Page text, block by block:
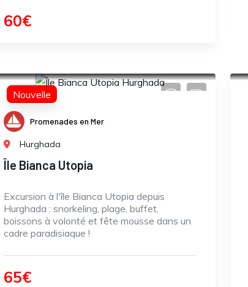
60€
Nouvelle
Promenades en Mer
Hurghada
Île Bianca Utopia
Excursion à l'île Bianca Utopia depuis
Hurghada : snorkeling, plage, buffet,
boissons à volonté et fête mousse dans un
cadre paradisiaque !
65€